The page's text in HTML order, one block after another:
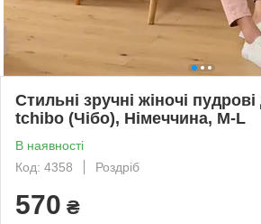
Стильні зручні жіночі
tchibo (Чібо), Німеччина, M-L
В наявності
Код: 4358
Роздріб
570 ₴